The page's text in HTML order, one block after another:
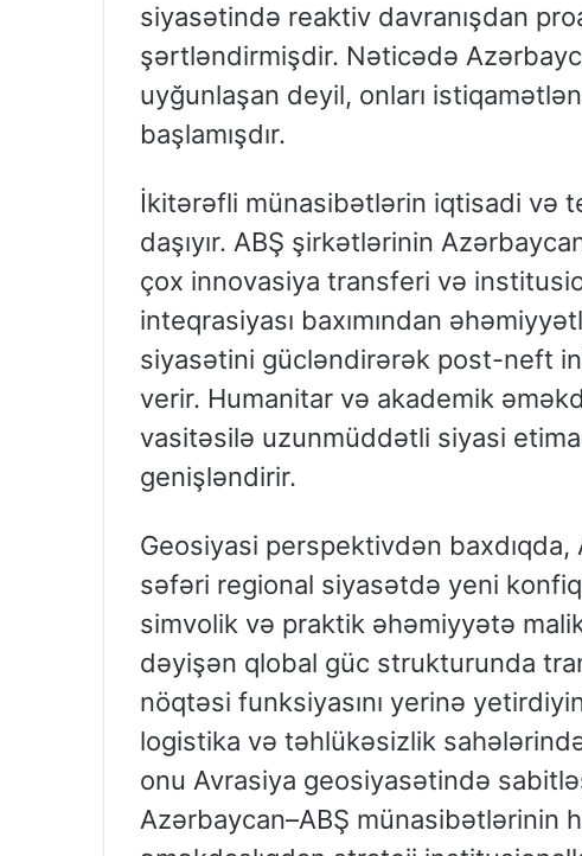
siyasətində reaktiv davranışdan
şərtləndirmişdir. Nəticədə
uyğunlaşan deyil, onları
başlamışdır.
İkitərəfli münasibətlərin iqtisadi və
daşıyır. ABŞ şirkətlərinin
çox innovasiya transferi və
inteqrasiyası baxımından
siyasətini gücləndirərək post-neft
verir. Humanitar və akademik
vasitəsilə uzunmüddətli siyasi
genişləndirir.
Geosiyasi perspektivdən
səfəri regional siyasətdə yeni
simvolik və praktik əhəmiyyətə
dəyişən qlobal güc strukturunda
nöqtəsi funksiyasını yerinə
logistika və təhlükəsizlik sahələrində
onu Avrasiya geosiyasətində
Azərbaycan–ABŞ münasibətlərinin